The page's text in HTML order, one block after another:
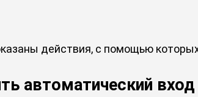
действия, с помощью
автоматический